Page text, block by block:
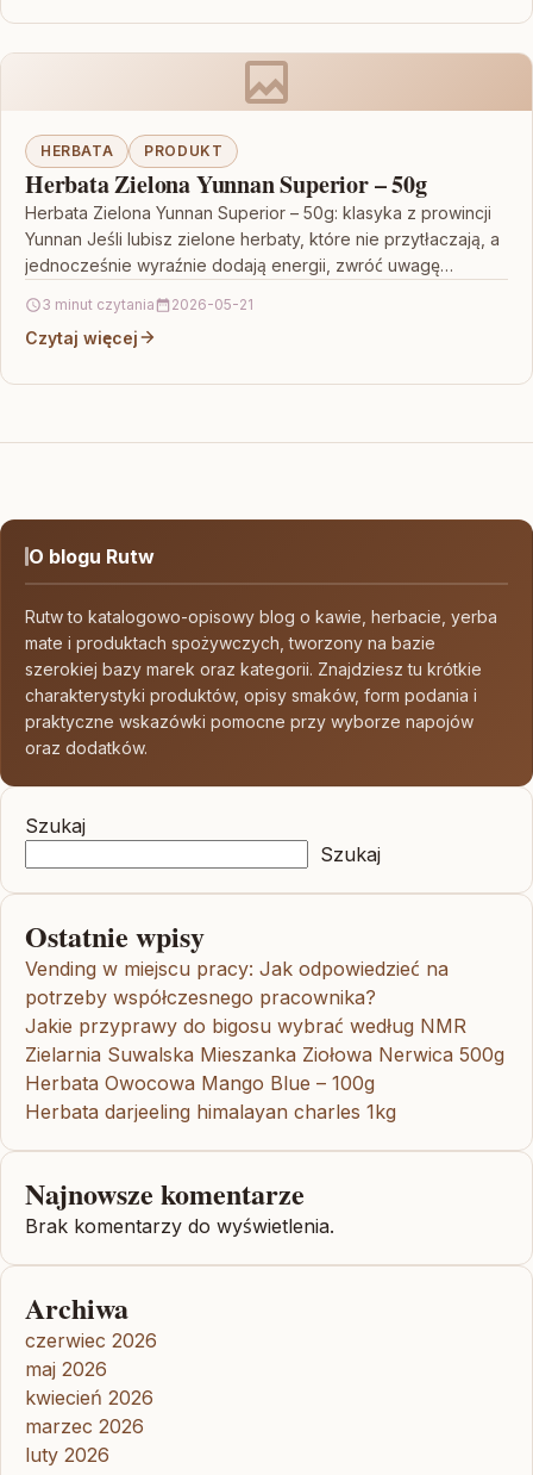
HERBATA PRODUKT
Herbata Zielona Yunnan Superior – 50g
Herbata Zielona Yunnan Superior – 50g: klasyka z prowincji
Yunnan Jeśli lubisz zielone herbaty, które nie przytłaczają, a
jednocześnie wyraźnie dodają energii, zwróć uwagę…
3 minut czytania 2026-05-21
Czytaj więcej
O blogu Rutw
Rutw to katalogowo-opisowy blog o kawie, herbacie, yerba
mate i produktach spożywczych, tworzony na bazie
szerokiej bazy marek oraz kategorii. Znajdziesz tu krótkie
charakterystyki produktów, opisy smaków, form podania i
praktyczne wskazówki pomocne przy wyborze napojów
oraz dodatków.
Szukaj
Szukaj
Ostatnie wpisy
Vending w miejscu pracy: Jak odpowiedzieć na
potrzeby współczesnego pracownika?
Jakie przyprawy do bigosu wybrać według NMR
Zielarnia Suwalska Mieszanka Ziołowa Nerwica 500g
Herbata Owocowa Mango Blue – 100g
Herbata darjeeling himalayan charles 1kg
Najnowsze komentarze
Brak komentarzy do wyświetlenia.
Archiwa
czerwiec 2026
maj 2026
kwiecień 2026
marzec 2026
luty 2026